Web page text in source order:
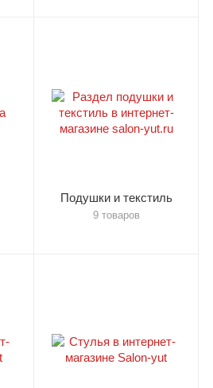
Подушки и текстиль
9 товаров